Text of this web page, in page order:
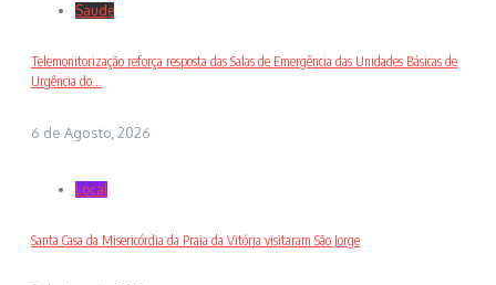
Saude
Telemonitorização reforça resposta das Salas de Emergência das Unidades Básicas de
Urgência do...
6 de Agosto, 2026
Local
Santa Casa da Misericórdia da Praia da Vitória visitaram São Jorge